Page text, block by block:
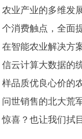
农业产业的多维发
个消费触点，全面
在智能农业解决方
信云计算大数据的
样品质优良心价的
问世销售的北大荒
惊喜？也让我们拭